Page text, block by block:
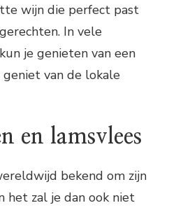
wijn die perfect past
In vele
je genieten van een
van de lokale
en lamsvlees
bekend om zijn
het zal je dan ook niet